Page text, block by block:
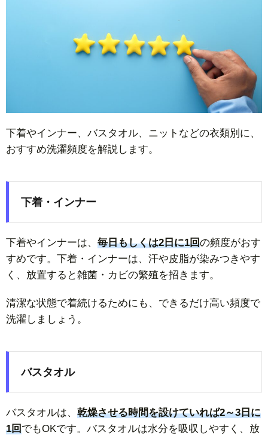
下着やインナー、バスタオル、ニットなどの衣類別に、
おすすめ洗濯頻度を解説します。
下着・インナー
下着やインナーは、 毎日もしくは2日に1回の頻度がおす
すめです。下着・インナーは、汗や皮脂が染みつきやす
く、放置すると雑菌・カビの繁殖を招きます。
清潔な状態で着続けるためにも、できるだけ高い頻度で
洗濯しましょう。
バスタオル
バスタオルは、 乾燥させる時間を設けていれば2～3日に
1回でもOKです。バスタオルは水分を吸収しやすく、放